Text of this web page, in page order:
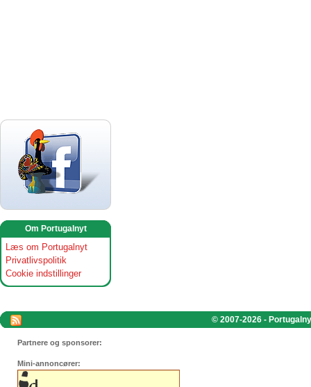
Om Portugalnyt
Læs om Portugalnyt
Privatlivspolitik
Cookie indstillinger
© 2007-2026 -
Partnere og sponsorer:
Mini-annoncører: